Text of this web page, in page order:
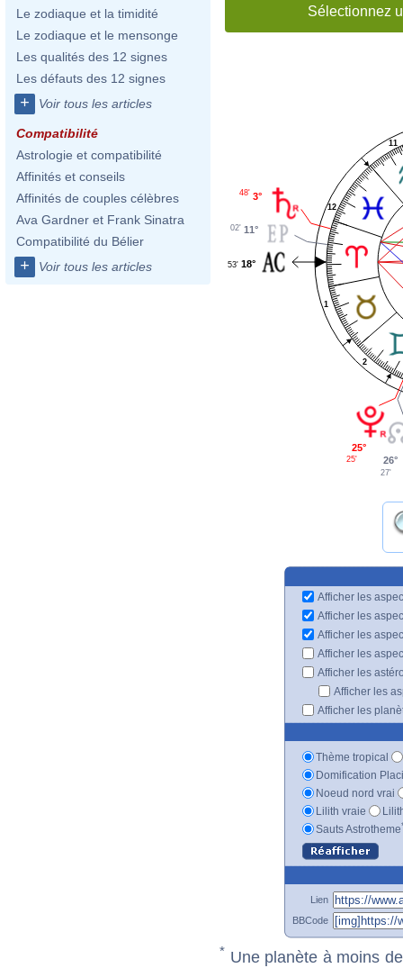
Le zodiaque et la timidité
Le zodiaque et le mensonge
Les qualités des 12 signes
Les défauts des 12 signes
+ Voir tous les articles
Compatibilité
Astrologie et compatibilité
Affinités et conseils
Affinités de couples célèbres
Ava Gardner et Frank Sinatra
Compatibilité du Bélier
+ Voir tous les articles
Sélectionnez
1
2
11
12
3°
48'
11°
02'
18°
53'
25°
25' 26°
27'
Afficher les
Afficher les
Afficher les
Afficher les
Afficher les
Afficher les
Afficher les
Thème tropical
Domification
Noeud nord vrai
Lilith vraie
Sauts Astrotheme
Lien
BBCode
* Une planète à moins